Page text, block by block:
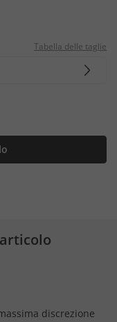
Tabella delle taglie
discrezione